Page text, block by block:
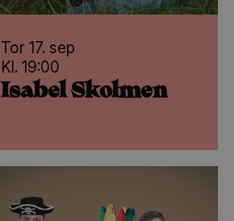
Tor 17. sep
Kl. 19:00
Isabel Skolmen